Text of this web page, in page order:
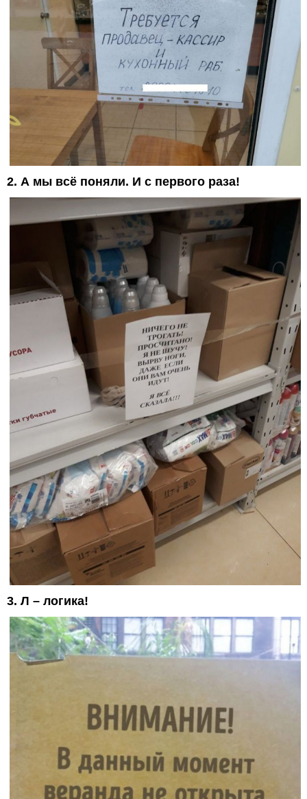
2. А мы всё поняли. И с первого раза!
3. Л – логика!